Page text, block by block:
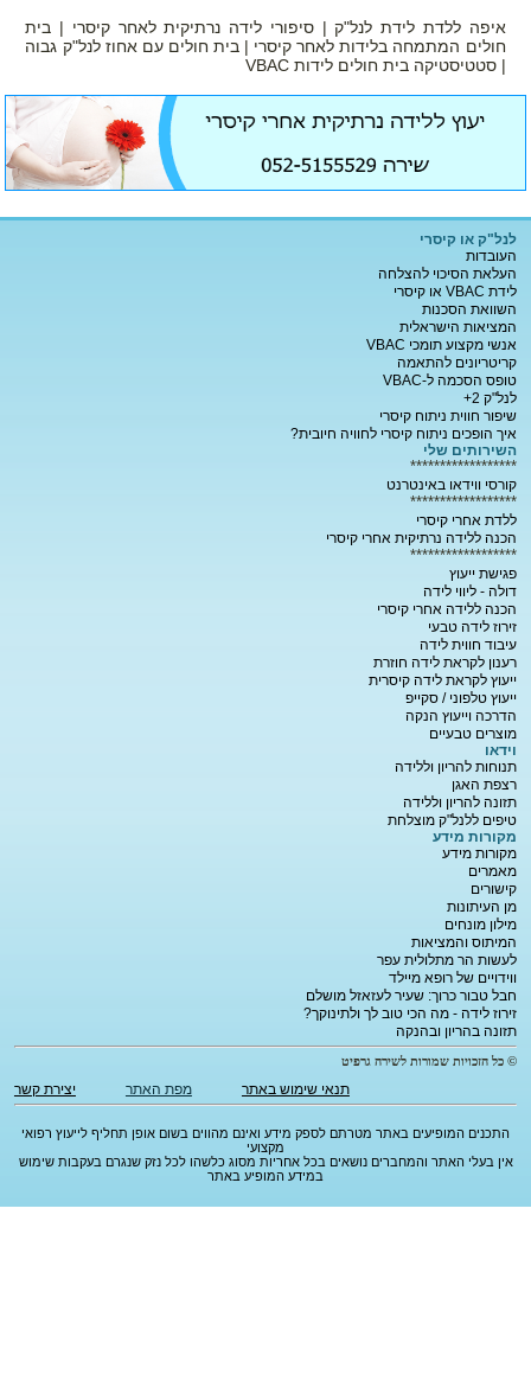
איפה ללדת לידת לנל"ק | סיפורי לידה נרתיקית לאחר קיסרי | בית
חולים המתמחה בלידות לאחר קיסרי | בית חולים עם אחוז לנל"ק גבוה
| סטטיסטיקה בית חולים לידות VBAC
לנל"ק או קיסרי
העובדות
העלאת הסיכוי להצלחה
לידת VBAC או קיסרי
השוואת הסכנות
המציאות הישראלית
אנשי מקצוע תומכי VBAC
קריטריונים להתאמה
טופס הסכמה ל-VBAC
לנל"ק 2+
שיפור חווית ניתוח קיסרי
איך הופכים ניתוח קיסרי לחוויה חיובית?
השירותים שלי
******************
קורסי ווידאו באינטרנט
******************
ללדת אחרי קיסרי
הכנה ללידה נרתיקית אחרי קיסרי
******************
פגישת ייעוץ
דולה - ליווי לידה
הכנה ללידה אחרי קיסרי
זירוז לידה טבעי
עיבוד חווית לידה
רענון לקראת לידה חוזרת
ייעוץ לקראת לידה קיסרית
ייעוץ טלפוני / סקייפ
הדרכה וייעוץ הנקה
מוצרים טבעיים
וידאו
תנוחות להריון וללידה
רצפת האגן
תזונה להריון וללידה
טיפים ללנל"ק מוצלחת
מקורות מידע
מקורות מידע
מאמרים
קישורים
מן העיתונות
מילון מונחים
המיתוס והמציאות
לעשות הר מתלולית עפר
ווידויים של רופא מיילד
חבל טבור כרוך: שעיר לעזאזל מושלם
זירוז לידה - מה הכי טוב לך ולתינוקך?
תזונה בהריון ובהנקה
© כל הזכויות שמורות לשירה גרפיט
תנאי שימוש באתר מפת האתר יצירת קשר
התכנים המופיעים באתר מטרתם לספק מידע ואינם מהווים בשום אופן תחליף לייעוץ רפואי
מקצועי
אין בעלי האתר והמחברים נושאים בכל אחריות מסוג כלשהו לכל נזק שנגרם בעקבות שימוש
במידע המופיע באתר